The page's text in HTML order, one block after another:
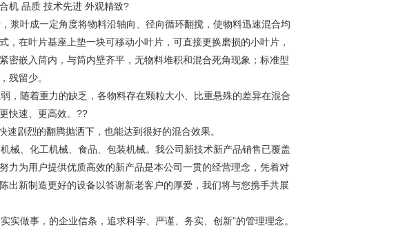
机 品质 技术先进 外观精致?
叶成一定角度将物料沿轴向、径向循环翻搅，使物料迅速混合均
在叶片基座上垫一块可移动小叶片，可直接更换磨损的小叶片，
密嵌入筒内，与筒内壁齐平，无物料堆积和混合死角现象；标准型
残留少。
随着重力的缺乏，各物料存在颗粒大小、比重悬殊的差异在混合
快速、更高效。 ??
剧烈的翻腾抛洒下，也能达到很好的混合效果。
、化工机械、食品、包装机械。我公司新技术新产品销售已覆盖
力为用户提供优质高效的新产品是本公司一贯的经营理念，凭着对
出新制造更好的设备以答谢新老客户的厚爱，我们将与您携手共展
做事，的企业信条，追求科学、严谨、务实、创新”的管理理念。